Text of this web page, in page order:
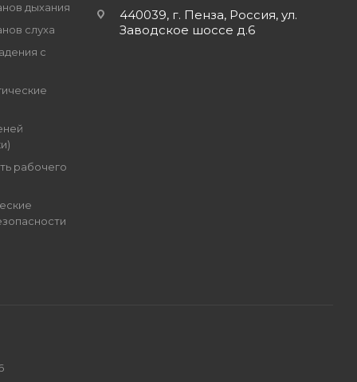
дыхания
слуха
с
рабочего
440039, г. Пенза, Россия, ул.
Заводское шоссе д.6